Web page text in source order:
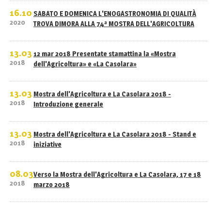
16.10
2020
SABATO E DOMENICA L'ENOGASTRONOMIA DI QUALITÀ
TROVA DIMORA ALLA 74ª MOSTRA DELL'AGRICOLTURA
13.03
2018
12 mar 2018 Presentate stamattina la «Mostra
dell'Agricoltura» e «La Casolara»
13.03
2018
Mostra dell'Agricoltura e La Casolara 2018 -
Introduzione generale
13.03
2018
Mostra dell'Agricoltura e La Casolara 2018 - Stand e
iniziative
08.03
2018
Verso la Mostra dell'Agricoltura e La Casolara, 17 e 18
marzo 2018